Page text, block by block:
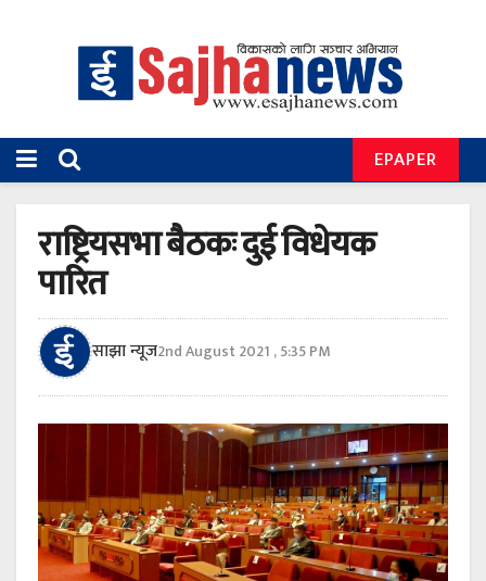
EPAPER
राष्ट्रियसभा बैठकः दुई विधेयक
पारित
साझा न्यूज2nd August 2021 , 5:35 PM